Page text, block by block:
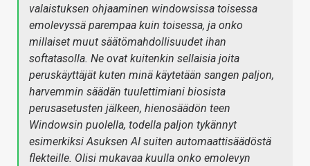
valaistuksen ohjaaminen windowsissa toisessa
emolevyssä parempaa kuin toisessa, ja onko
millaiset muut säätömahdollisuudet ihan
softatasolla. Ne ovat kuitenkin sellaisia joita
peruskäyttäjät kuten minä käytetään sangen paljon,
harvemmin säädän tuulettimiani biosista
perusasetusten jälkeen, hienosäädön teen
Windowsin puolella, todella paljon tykännyt
esimerkiksi Asuksen AI suiten automaattisäädöstä
flekteille. Olisi mukavaa kuulla onko emolevyn